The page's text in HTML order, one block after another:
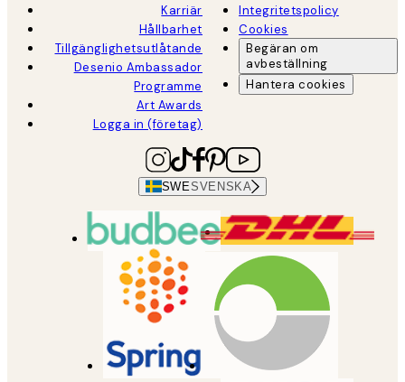
Karriär
Hållbarhet
Tillgänglighetsutlåtande
Desenio Ambassador
Programme
Art Awards
Logga in (företag)
Integritetspolicy
Cookies
Begäran om
avbeställning
Hantera cookies
SWESVENSKA